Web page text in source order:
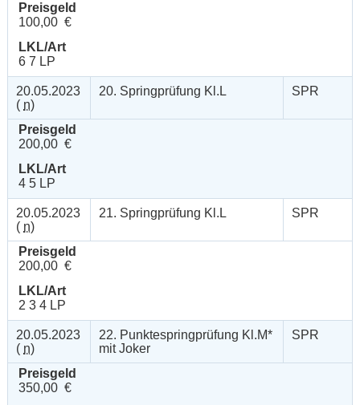
Preisgeld
100,00 €
LKL/Art
6 7 LP
20.05.2023
( n)
20. Springprüfung Kl.L SPR
Preisgeld
200,00 €
LKL/Art
4 5 LP
20.05.2023
( n)
21. Springprüfung Kl.L SPR
Preisgeld
200,00 €
LKL/Art
2 3 4 LP
20.05.2023
( n)
22. Punktespringprüfung Kl.M*
mit Joker
SPR
Preisgeld
350,00 €